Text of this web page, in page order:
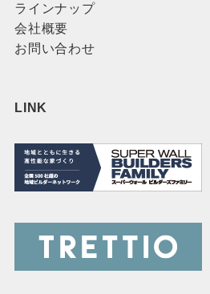
ラインナップ
会社概要
お問い合わせ
LINK